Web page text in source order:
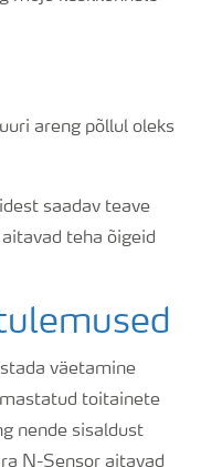
areng põllul oleks
saadav teave
teha õigeid
väetamine
toitainete
nende sisaldust
N-Sensor aitavad